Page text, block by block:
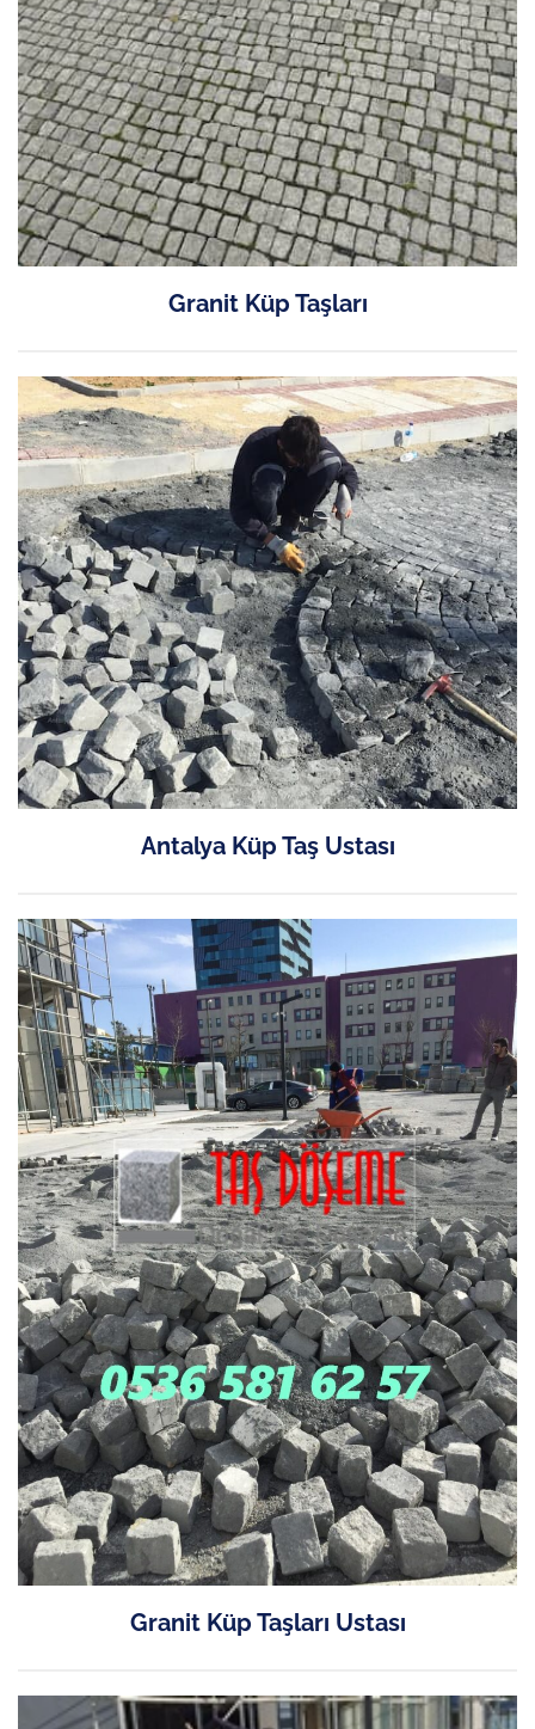
Granit Küp Taşları
Antalya Küp Taş Ustası
Granit Küp Taşları Ustası